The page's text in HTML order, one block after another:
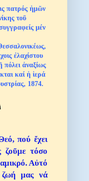
πατρός ἡμῶν
τοῦ
μέν
ἐλαχίστου
πόλει ἀναξίως
καί ἡ ἱερά
1874.
πού ἔχει
τόσο
Αὐτό
ζωή μας νά